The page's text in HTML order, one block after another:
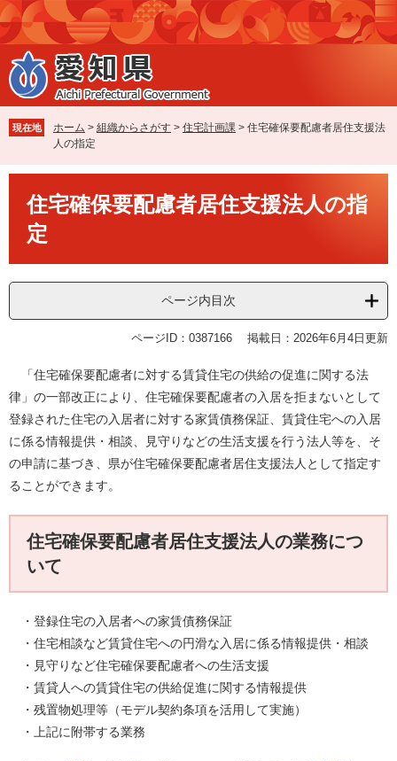
ペ
ー
ジ
の
先
で
す
メ
ニ
ュ
ー
を
ば
し
本
現在地 ホーム > 組織からさがす > 住宅計画課 > 住宅確保要配慮者居住支援法
人の指定
住宅確保要配慮者居住支援法人の指
定
ページ内目次
ページID：0387166 掲載日：2026年6月4日更新
「住宅確保要配慮者に対する賃貸住宅の供給の促進に関する法
律」の一部改正により、住宅確保要配慮者の入居を拒まないとして
登録された住宅の入居者に対する家賃債務保証、賃貸住宅への入居
に係る情報提供・相談、見守りなどの生活支援を行う法人等を、そ
の申請に基づき、県が住宅確保要配慮者居住支援法人として指定す
ることができます。
住宅確保要配慮者居住支援法人の業務につ
いて
・登録住宅の入居者への家賃債務保証
・住宅相談など賃貸住宅への円滑な入居に係る情報提供・相談
・見守りなど住宅確保要配慮者への生活支援
・賃貸人への賃貸住宅の供給促進に関する情報提供
・残置物処理等（モデル契約条項を活用して実施）
・上記に附帯する業務